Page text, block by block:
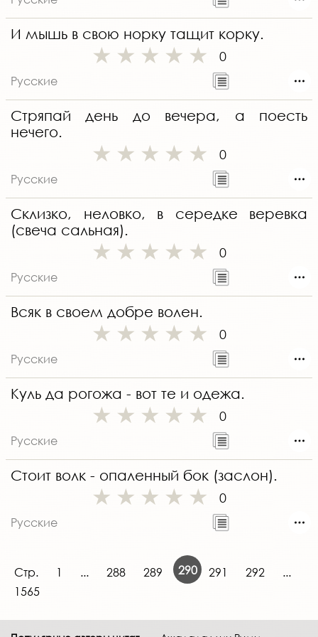
И мышь в свою норку тащит корку.
0
Русские
Стряпай день до вечера, а поесть
нечего.
0
Русские
Склизко, неловко, в середке веревка
(свеча сальная).
0
Русские
Всяк в своем добре волен.
0
Русские
Куль да рогожа - вот те и одежа.
0
Русские
Стоит волк - опаленный бок (заслон).
0
Русские
Стр. 1 ... 288 289 290 291 292
...
1565